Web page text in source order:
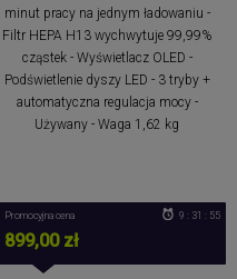
minut pracy na jednym ładowaniu -
Filtr HEPA H13 wychwytuje 99,99%
cząstek - Wyświetlacz OLED -
Podświetlenie dyszy LED - 3 tryby +
automatyczna regulacja mocy -
Używany - Waga 1,62 kg
Promocyjna cena
899,00 zł
9 : 31 : 54